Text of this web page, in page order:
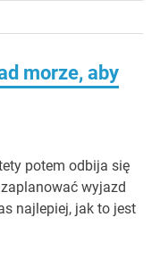
morze, aby
potem odbija się
wyjazd
najlepiej, jak to jest